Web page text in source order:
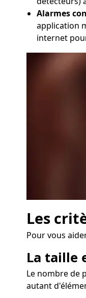
Alarmes
application
internet
Les
Pour vous
La taille
Le nombre de
autant